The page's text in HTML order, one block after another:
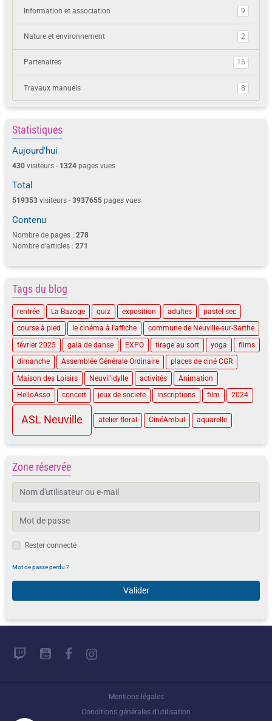
Information et association 9
Nature et environnement 2
Partenaires 16
Travaux manuels 8
Statistiques
Aujourd'hui
430 visiteurs - 1324 pages vues
Total
519353 visiteurs - 3937655 pages vues
Contenu
Nombre de pages : 278
Nombre d'articles : 271
Tags du blog
rentrée La Bazoge quiz exposition adultes
pastel sec
course à pied
le cinéma à l'affiche
commune de Neuville-sur-Sarthe
février 2025
gala de danse EXPO tirage au sort yoga
films
dimanche
Assemblée Générale Ordinaire
places de ciné CGR
Maison des Loisirs
Neuvil'idylle activités
Animation
HelloAsso
concert jeux de societe inscriptions film 2024
ASL Neuville atelier floral CinéAmbul aquarelle
Zone réservée
Rester connecté
Mot de passe perdu ?
Valider
Mentions légales
Conditions générales d'utilisation